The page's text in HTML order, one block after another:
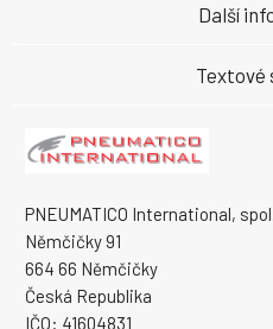
PNEUMATICO International,
Němčičky 91
664 66 Němčičky
Česká Republika
IČO: 41604831
Další
Textové